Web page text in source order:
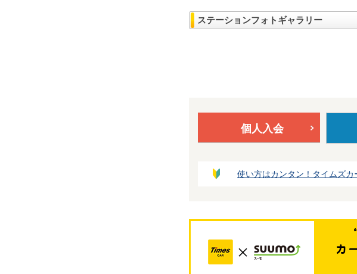
ステーションフォトギャラリー
個人入会
使い方はカンタン！タイムズカ